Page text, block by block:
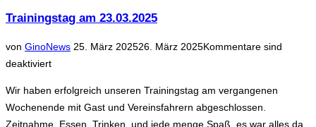
in
Trainingstag am 23.03.2025
von GinoNewsVeröffentlicht
25. März 202526. März 2025Kommentare sind
deaktiviert
Wir haben erfolgreich unseren Trainingstag am vergangenen
Wochenende mit Gast und Vereinsfahrern abgeschlossen.
Zeitnahme, Essen, Trinken, und jede menge Spaß, es war alles da